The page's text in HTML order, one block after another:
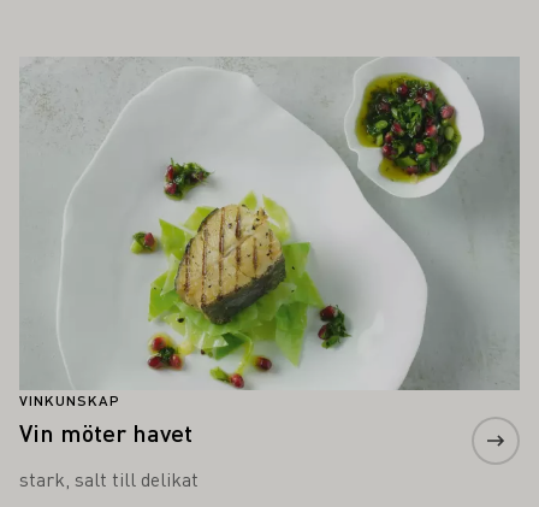
INTRESSERA DIG
VINKUNSKAP
Vin möter havet
stark, salt till delikat
Läs mer om detta